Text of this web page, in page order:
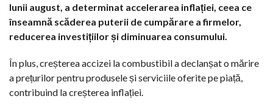
lunii august, a determinat accelerarea inflației, ceea ce
înseamnă scăderea puterii de cumpărare a firmelor,
reducerea investițiilor și diminuarea consumului.
În plus, creșterea accizei la combustibil a declanșat o mărire
a prețurilor pentru produsele și serviciile oferite pe piață,
contribuind la creșterea inflației.